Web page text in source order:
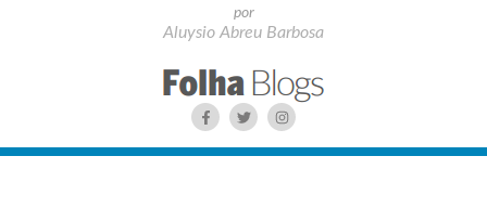
por
Aluysio Abreu Barbosa